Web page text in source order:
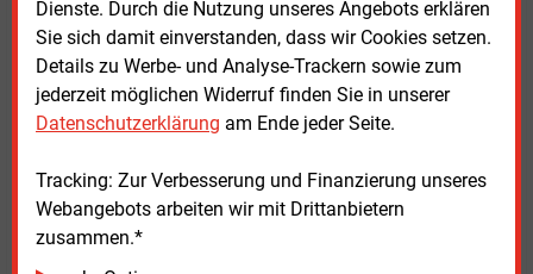
Dienste. Durch die Nutzung unseres Angebots erklären
Sie sich damit einverstanden, dass wir Cookies setzen.
Details zu Werbe- und Analyse-Trackern sowie zum
jederzeit möglichen Widerruf finden Sie in unserer
Datenschutzerklärung am Ende jeder Seite.
Tracking: Zur Verbesserung und Finanzierung unseres
Webangebots arbeiten wir mit Drittanbietern
zusammen.*
nicht in der Statistik auftauchen.
Das Photovoltaik-Netzwerk legt auch eine regionale
Auswertung des Solarzubaus vor, differenziert hier
allerdings nicht nach Siedlungsdichte oder
in ihrem Potenzial eingeschränkt. Entsprechend
liegen Flächenkreise beim Jahreszubau vorn: Main-
Tauber (126